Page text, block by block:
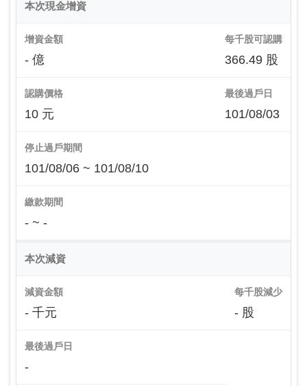
本次現金增資
增資金額
- 億
每千股可認購
366.49 股
認購價格
10 元
最後過戶日
101/08/03
停止過戶期間
101/08/06 ~ 101/08/10
繳款期間
- ~ -
本次減資
減資金額
- 千元
每千股減少
- 股
最後過戶日
-